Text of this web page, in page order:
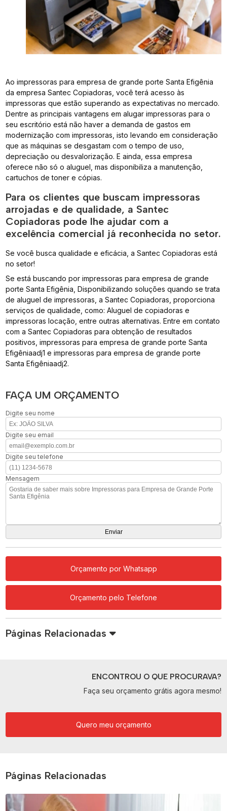
Ao impressoras para empresa de grande porte Santa Efigênia
da empresa Santec Copiadoras, você terá acesso às
impressoras que estão superando as expectativas no mercado.
Dentre as principais vantagens em alugar impressoras para o
seu escritório está não haver a demanda de gastos em
modernização com impressoras, isto levando em consideração
que as máquinas se desgastam com o tempo de uso,
depreciação ou desvalorização. E ainda, essa empresa
oferece não só o aluguel, mas disponibiliza a manutenção,
cartuchos de toner e cópias.
Para os clientes que buscam impressoras
arrojadas e de qualidade, a Santec
Copiadoras pode lhe ajudar com a
excelência comercial já reconhecida no setor.
Se você busca qualidade e eficácia, a Santec Copiadoras está
no setor!
Se está buscando por impressoras para empresa de grande
porte Santa Efigênia, Disponibilizando soluções quando se trata
de aluguel de impressoras, a Santec Copiadoras, proporciona
serviços de qualidade, como: Aluguel de copiadoras e
impressoras locação, entre outras alternativas. Entre em contato
com a Santec Copiadoras para obtenção de resultados
positivos, impressoras para empresa de grande porte Santa
Efigêniaadj1 e impressoras para empresa de grande porte
Santa Efigêniaadj2.
FAÇA UM ORÇAMENTO
Digite seu nome
Digite seu email
Digite seu telefone
Mensagem
Orçamento por Whatsapp
Orçamento pelo Telefone
Páginas Relacionadas
ENCONTROU O QUE PROCURAVA?
Faça seu orçamento grátis agora mesmo!
Quero meu orçamento
Páginas Relacionadas